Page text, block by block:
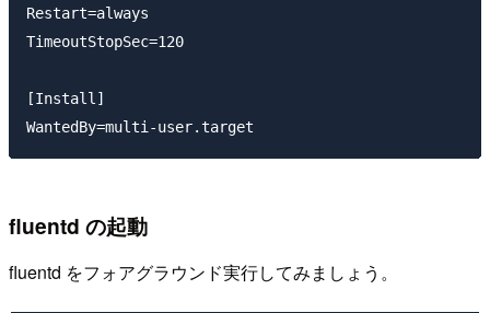
Restart=always
TimeoutStopSec=120
[Install]
fluentd の起動
fluentd をフォアグラウンド実行してみましょう。